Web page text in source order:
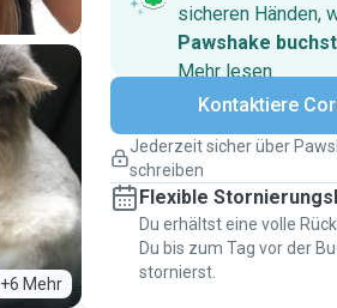
+6 Mehr
sicheren Händen,
Pawshake
Mehr lesen
Sichere
Versicherte
Erledige alles über
ersten Nachricht bis zur
über die Pawshake-
sein
Kontaktiere
Jederzeit sicher über
schreiben
Flexible
Du erhältst eine volle
Du bis zum Tag vor der
stornierst.